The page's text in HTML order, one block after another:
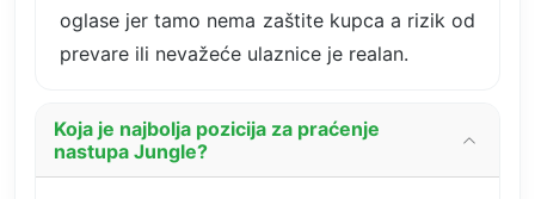
oglase jer tamo nema zaštite kupca a rizik od
prevare ili nevažeće ulaznice je realan.
Koja je najbolja pozicija za praćenje
nastupa Jungle?